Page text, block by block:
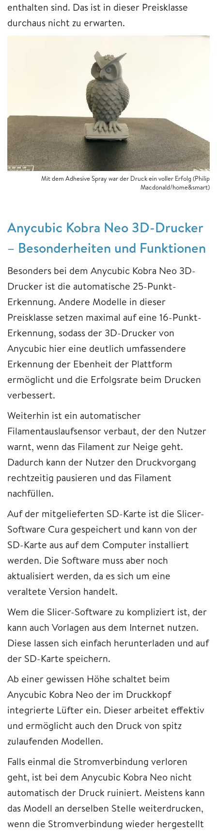
enthalten sind. Das ist in dieser Preisklasse
durchaus nicht zu erwarten.
Mit dem Adhesive Spray war der Druck ein voller Erfolg (Philip
Macdonald/home&smart)
Anycubic Kobra Neo 3D-Drucker
– Besonderheiten und Funktionen
Besonders bei dem Anycubic Kobra Neo 3D-
Drucker ist die automatische 25-Punkt-
Erkennung. Andere Modelle in dieser
Preisklasse setzen maximal auf eine 16-Punkt-
Erkennung, sodass der 3D-Drucker von
Anycubic hier eine deutlich umfassendere
Erkennung der Ebenheit der Plattform
ermöglicht und die Erfolgsrate beim Drucken
verbessert.
Weiterhin ist ein automatischer
Filamentauslaufsensor verbaut, der den Nutzer
warnt, wenn das Filament zur Neige geht.
Dadurch kann der Nutzer den Druckvorgang
rechtzeitig pausieren und das Filament
nachfüllen.
Auf der mitgelieferten SD-Karte ist die Slicer-
Software Cura gespeichert und kann von der
SD-Karte aus auf dem Computer installiert
werden. Die Software muss aber noch
aktualisiert werden, da es sich um eine
veraltete Version handelt.
Wem die Slicer-Software zu kompliziert ist, der
kann auch Vorlagen aus dem Internet nutzen.
Diese lassen sich einfach herunterladen und auf
der SD-Karte speichern.
Ab einer gewissen Höhe schaltet beim
Anycubic Kobra Neo der im Druckkopf
integrierte Lüfter ein. Dieser arbeitet effektiv
und ermöglicht auch den Druck von spitz
zulaufenden Modellen.
Falls einmal die Stromverbindung verloren
geht, ist bei dem Anycubic Kobra Neo nicht
automatisch der Druck ruiniert. Meistens kann
das Modell an derselben Stelle weiterdrucken,
wenn die Stromverbindung wieder hergestellt